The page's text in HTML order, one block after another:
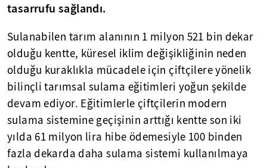
tasarrufu sağlandı.
Sulanabilen tarım alanının 1 milyon 521 bin dekar
olduğu kentte, küresel iklim değişikliğinin neden
olduğu kuraklıkla mücadele için çiftçilere yönelik
bilinçli tarımsal sulama eğitimleri yoğun şekilde
devam ediyor. Eğitimlerle çiftçilerin modern
sulama sistemine geçişinin arttığı kentte son iki
yılda 61 milyon lira hibe ödemesiyle 100 binden
fazla dekarda daha sulama sistemi kullanılmaya